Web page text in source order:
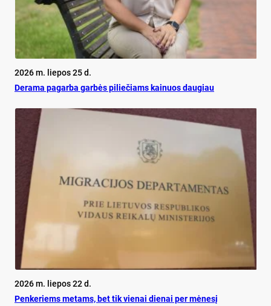
2026 m. liepos 25 d.
De­ra­ma pa­gar­ba gar­bės pi­lie­čiams kai­nuos dau­giau
2026 m. liepos 22 d.
Pen­ke­riems me­tams, bet tik vie­nai die­nai per mė­ne­sį